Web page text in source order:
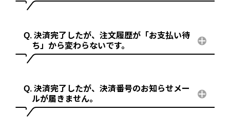
決済完了したが、注文履歴が「お支払い待
ち」から変わらないです。
決済完了したが、決済番号のお知らせメー
ルが届きません。